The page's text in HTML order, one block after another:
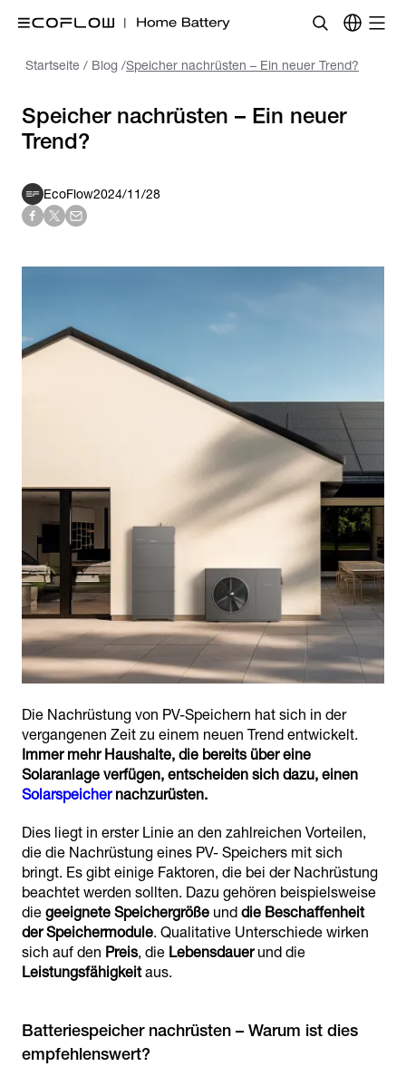
Startseite / Blog /Speicher nachrüsten – Ein neuer Trend?
Speicher nachrüsten – Ein neuer
Trend?
EcoFlow2024/11/28
Die Nachrüstung von PV-Speichern hat sich in der
vergangenen Zeit zu einem neuen Trend entwickelt.
Immer mehr Haushalte, die bereits über eine
Solaranlage verfügen, entscheiden sich dazu, einen
Solarspeichernachzurüsten.
Dies liegt in erster Linie an den zahlreichen Vorteilen,
die die Nachrüstung eines PV- Speichers mit sich
bringt. Es gibt einige Faktoren, die bei der Nachrüstung
beachtet werden sollten. Dazu gehören beispielsweise
die geeignete Speichergröße und die Beschaffenheit
der Speichermodule. Qualitative Unterschiede wirken
sich auf den Preis, die Lebensdauerund die
Leistungsfähigkeitaus.
Batteriespeicher nachrüsten – Warum ist dies
empfehlenswert?